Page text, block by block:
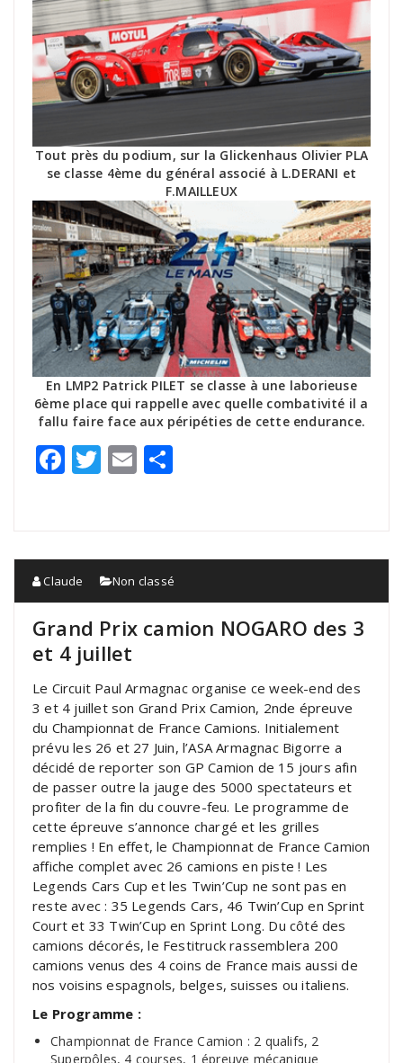
Tout près du podium, sur la Glickenhaus Olivier PLA
se classe 4ème du général associé à L.DERANI et
F.MAILLEUX
En LMP2 Patrick PILET se classe à une laborieuse
6ème place qui rappelle avec quelle combativité il a
fallu faire face aux péripéties de cette endurance.
Facebook
Twitter
Email
Claude Non classé
Grand Prix camion NOGARO des 3
et 4 juillet
Le Circuit Paul Armagnac organise ce week-end des
3 et 4 juillet son Grand Prix Camion, 2nde épreuve
du Championnat de France Camions. Initialement
prévu les 26 et 27 Juin, l’ASA Armagnac Bigorre a
décidé de reporter son GP Camion de 15 jours afin
de passer outre la jauge des 5000 spectateurs et
profiter de la fin du couvre-feu. Le programme de
cette épreuve s’annonce chargé et les grilles
remplies ! En effet, le Championnat de France Camion
affiche complet avec 26 camions en piste ! Les
Legends Cars Cup et les Twin’Cup ne sont pas en
reste avec : 35 Legends Cars, 46 Twin’Cup en Sprint
Court et 33 Twin’Cup en Sprint Long. Du côté des
camions décorés, le Festitruck rassemblera 200
camions venus des 4 coins de France mais aussi de
nos voisins espagnols, belges, suisses ou italiens.
Le Programme :
Championnat de France Camion : 2 qualifs, 2
Superpôles, 4 courses, 1 épreuve mécanique